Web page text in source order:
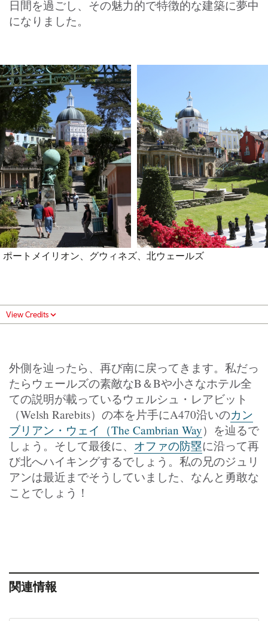
日間を過ごし、その魅力的で特徴的な建築に夢中
になりました。
ポートメイリオン、グウィネズ、北ウェールズ
View Credits
外側を辿ったら、再び南に戻ってきます。私だっ
たらウェールズの素敵なB＆Bや小さなホテル全
ての説明が載っているウェルシュ・レアビット
（Welsh Rarebits）の本を片手にA470沿いのカン
ブリアン・ウェイ（The Cambrian Way）を辿るで
しょう。そして最後に、 オファの防塁に沿って再
び北へハイキングするでしょう。私の兄のジュリ
アンは最近までそうしていました、なんと勇敢な
ことでしょう！
関連情報